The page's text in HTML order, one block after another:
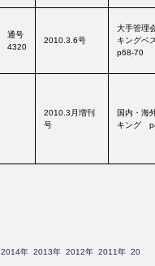
通号
4320
2010.3.6号
大手管理
キング
p68-70
2010.3月増刊
号
国内・海
キング
2014年 2013年 2012年 2011年 20